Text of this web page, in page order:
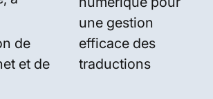
de
et de
une gestion
efficace des
traductions